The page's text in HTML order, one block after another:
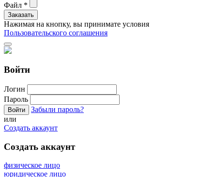
Файл *
Нажимая на кнопку, вы принимате условия
Пользовательского соглашения
Войти
Логин
Пароль
Забыли пароль?
или
Создать аккаунт
Создать аккаунт
физическое лицо
юридическое лицо